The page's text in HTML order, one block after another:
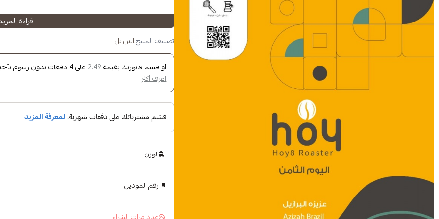
قراءة
تصنيف المنتج:البرازيل
أو قسم فاتورتك بقيمة 2.49 على4 دفعات بدون رسوم
اعرف أكثر
الوزن
رقم الموديل
عدد مرات الشراء